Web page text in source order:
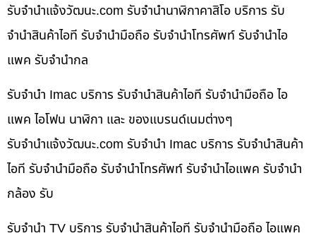
รับจํานําแจ้งวัฒนะ.com รับจำนำนาฬิกาคาสิโอ บริการ รับ
จำนำสินค้าไอที รับจำนำมือถือ รับจำนำโทรศัพท์ รับจำนำไอ
แพค รับจำนำกล
รับจำนำ Imac บริการ รับจำนำสินค้าไอที รับจำนำมือถือ ไอ
แพค ไอโฟน นาฬิกา และ ของแบรนด์เนมต่างๆ
รับจํานําแจ้งวัฒนะ.com รับจำนำ Imac บริการ รับจำนำสินค้า
ไอที รับจำนำมือถือ รับจำนำโทรศัพท์ รับจำนำไอแพค รับจำนำ
กล้อง รับ
รับจำนำ TV บริการ รับจำนำสินค้าไอที รับจำนำมือถือ ไอแพค